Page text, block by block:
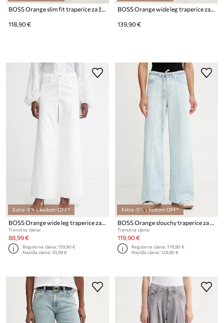
BOSS Orange slim fit traperice za žene C_ADA SLIM HR 2.
118,90 €
BOSS Orange wide leg traperice za žene C_MARLENE HR 12.
139,90 €
Extra -5% s kodom: OFF*
BOSS Orange wide leg traperice za žene C SLOUCHY MR 2.0
Trenutna cijena:
88,99 €
Regularna cijena:159,90 €
Najniža cijena:93,99 €
Extra -5% s kodom: OFF*
BOSS Orange slouchy traperice za žene C SLOUCHY PINTUCK
Trenutna cijena:
119,90 €
Regularna cijena:178,90 €
Najniža cijena:129,90 €